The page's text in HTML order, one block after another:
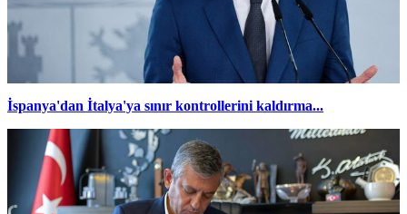
İspanya'dan İtalya'ya sınır kontrollerini kaldırma...